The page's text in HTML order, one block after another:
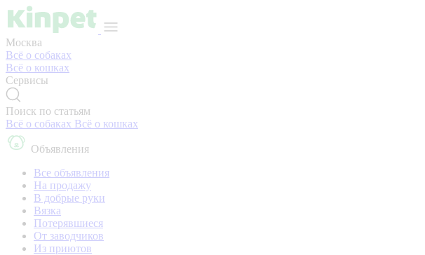
Москва
Всё о собаках
Всё о кошках
Сервисы
Поиск по статьям
Всё о собаках Всё о кошках
Объявления
Все объявления
На продажу
В добрые руки
Вязка
Потерявшиеся
От заводчиков
Из приютов